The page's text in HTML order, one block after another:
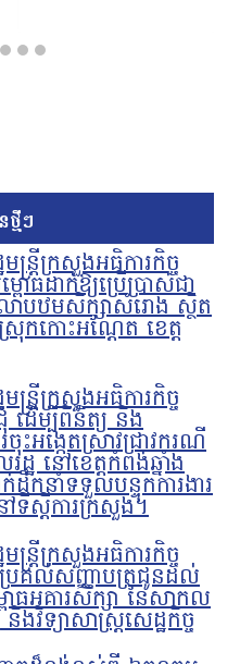
ថ្មីៗ
រ្តីក្រសួងអធិការកិច្ច
ធដាក់ឱ្យប្រើប្រាស់ជា
លាបឋមសិក្សាសំរោង ស្ថិត
កោះអណ្ដែត ខេត្ត
រ្តីក្រសួងអធិការកិច្ច
ដើម្បីពិនិត្យ និង
ះអង្កេតស្រាវជ្រាវករណី
ឋ នៅខេត្តកំពង់ឆ្នាំង
ដឹកនាំទទួលបន្ទុកការងារ
ទីស្ដីការក្រសួង។
រ្តីក្រសួងអធិការកិច្ច
រគល់សញ្ញាបត្រជូនដល់
អគារសិក្សា នៃសាកល
វិទ្យាសាស្ត្រសេដ្ឋកិច្ច